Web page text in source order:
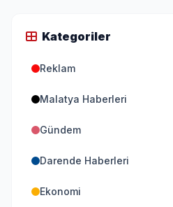
Kategoriler
Reklam
Malatya Haberleri
Gündem
Darende Haberleri
Ekonomi